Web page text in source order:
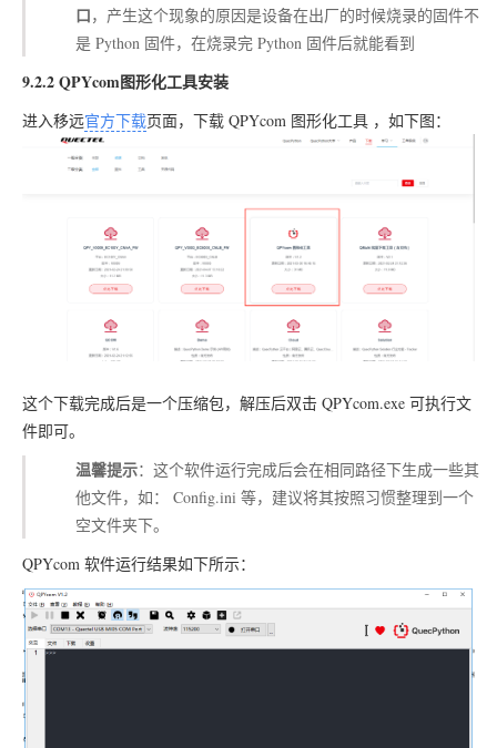
口，产生这个现象的原因是设备在出厂的时候烧录的固件不
是 Python 固件，在烧录完 Python 固件后就能看到
9.2.2 QPYcom图形化工具安装
进入移远官方下载页面，下载 QPYcom 图形化工具 ，如下图：
这个下载完成后是一个压缩包，解压后双击 QPYcom.exe 可执行文
件即可。
温馨提示：这个软件运行完成后会在相同路径下生成一些其
他文件，如： Config.ini 等，建议将其按照习惯整理到一个
空文件夹下。
QPYcom 软件运行结果如下所示：